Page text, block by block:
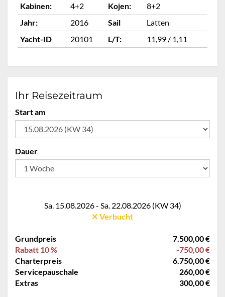
Kabinen: 4+2 Kojen:
8+2
Jahr:
2016 Sail
Latten
Yacht-ID
20101 L/T: 11,99 / 1,11
Ihr Reisezeitraum
Start am
Dauer
Sa. 15.08.2026 - Sa. 22.08.2026 (KW 34)
Verbucht
Grundpreis
7.500,00 €
Rabatt 10 %
-750,00 €
Charterpreis
6.750,00 €
Servicepauschale
260,00 €
Extras
300,00 €